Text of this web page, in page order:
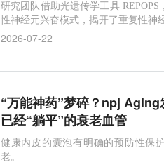
研究团队借助光遗传学工具
性神经元兴奋模式，揭开了重复性神
2026-07-22
“万能神药”梦碎？npj
已经“躺平”的衰老血管
健康内皮的囊泡有明确的预防性保
老。